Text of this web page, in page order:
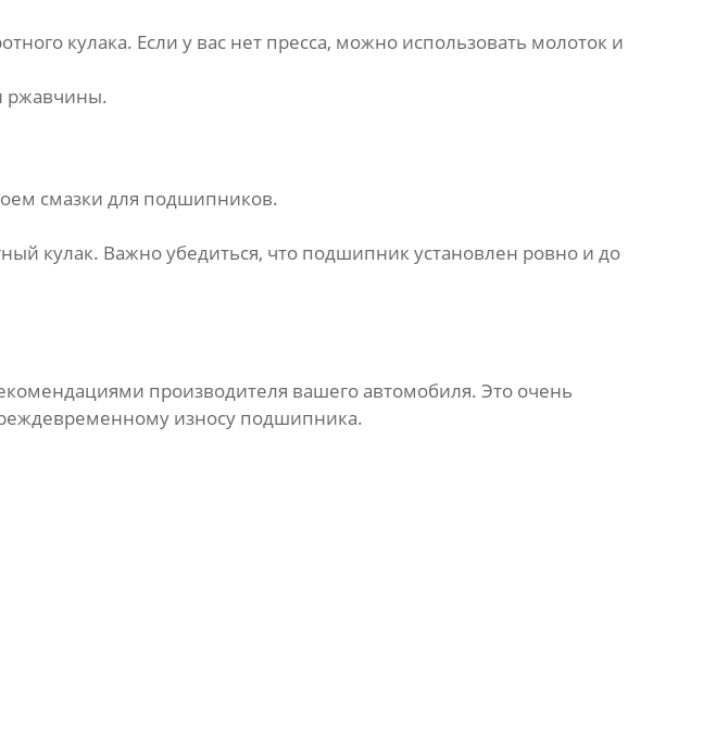
кулака. Если у вас нет пресса, можно использовать молоток и
ржавчины.
смазки для подшипников.
кулак. Важно убедиться, что подшипникустановлен ровно и до
производителя вашего автомобиля. Это очень
износу подшипника.